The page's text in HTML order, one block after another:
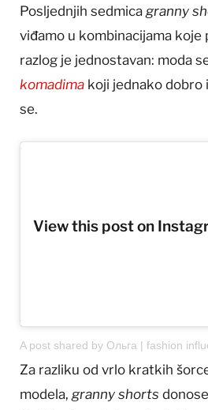
Posljednjih sedmica granny
viđamo u kombinacijama koje
razlog je jednostavan: moda
komadima koji jednako dobro
se.
View this post on
Za razliku od vrlo kratkih
modela, granny shorts